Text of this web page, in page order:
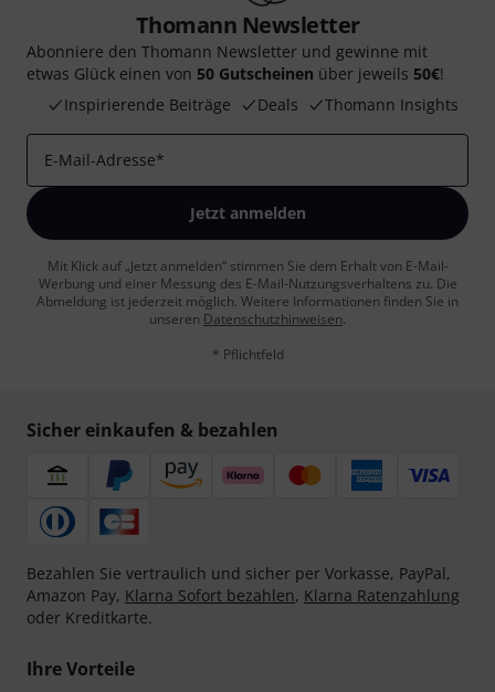
Thomann Newsletter
Abonniere den Thomann Newsletter und gewinne mit
etwas Glück einen von 50 Gutscheinen über jeweils 50€!
Inspirierende Beiträge
Deals Thomann Insights
E-Mail-Adresse*
Jetzt anmelden
Mit Klick auf „Jetzt anmelden“ stimmen Sie dem Erhalt von E-Mail-
Werbung und einer Messung des E-Mail-Nutzungsverhaltens zu. Die
Abmeldung ist jederzeit möglich. Weitere Informationen finden Sie in
unseren Datenschutzhinweisen.
* Pflichtfeld
Sicher einkaufen & bezahlen
Bezahlen Sie vertraulich und sicher per Vorkasse, PayPal,
Amazon Pay, Klarna Sofort bezahlen, Klarna Ratenzahlung
oder Kreditkarte.
Ihre Vorteile